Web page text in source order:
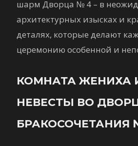
шарм Дворца № 4 – в
архитектурных изысках и
деталях, которые делают
церемонию особенной и
КОМНАТА ЖЕНИХА
НЕВЕСТЫ ВО
БРАКОСОЧЕТАНИЯ